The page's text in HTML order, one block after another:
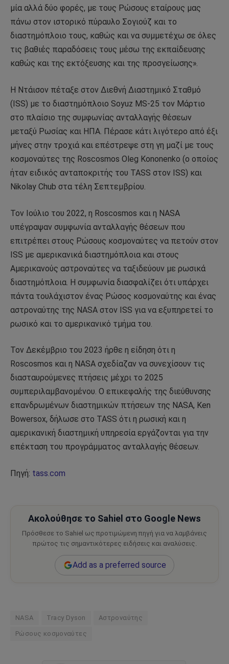
μία αλλά δύο φορές, με τους Ρώσους εταίρους μας
πάνω στον ιστορικό πύραυλο Σογιούζ και το
διαστημόπλοιο τους, καθώς και να συμμετέχω σε όλες
τις βαθιές παραδόσεις τους μέσω της εκπαίδευσης
καθώς και της εκτόξευσης και της προσγείωσης».
Η Ντάισον πέταξε στον Διεθνή Διαστημικό Σταθμό
(ISS) με το διαστημόπλοιο Soyuz MS-25 τον Μάρτιο
στο πλαίσιο της συμφωνίας ανταλλαγής θέσεων
μεταξύ Ρωσίας και ΗΠΑ. Πέρασε κάτι λιγότερο από έξι
μήνες στην τροχιά και επέστρεψε στη γη μαζί με τους
κοσμοναύτες της Roscosmos Oleg Kononenko (ο οποίος
ήταν ειδικός ανταποκριτής του TASS στον ISS) και
Nikolay Chub στα τέλη Σεπτεμβρίου.
Τον Ιούλιο του 2022, η Roscosmos και η NASA
υπέγραψαν συμφωνία ανταλλαγής θέσεων που
επιτρέπει στους Ρώσους κοσμοναύτες να πετούν στον
ISS με αμερικανικά διαστημόπλοια και στους
Αμερικανούς αστροναύτες να ταξιδεύουν με ρωσικά
διαστημόπλοια. Η συμφωνία διασφαλίζει ότι υπάρχει
πάντα τουλάχιστον ένας Ρώσος κοσμοναύτης και ένας
αστροναύτης της NASA στον ISS για να εξυπηρετεί το
ρωσικό και το αμερικανικό τμήμα του.
Τον Δεκέμβριο του 2023 ήρθε η είδηση ότι η
Roscosmos και η NASA σχεδίαζαν να συνεχίσουν τις
διασταυρούμενες πτήσεις μέχρι το 2025
συμπεριλαμβανομένου. Ο επικεφαλής της διεύθυνσης
επανδρωμένων διαστημικών πτήσεων της NASA, Ken
Bowersox, δήλωσε στο TASS ότι η ρωσική και η
αμερικανική διαστημική υπηρεσία εργάζονται για την
επέκταση του προγράμματος ανταλλαγής θέσεων.
Πηγή: tass.com
Ακολούθησε το Sahiel στο Google News
Πρόσθεσε το Sahiel ως προτιμώμενη πηγή για να λαμβάνεις
πρώτος τις σημαντικότερες ειδήσεις και αναλύσεις.
Add as a preferred source
NASA Tracy Dyson Αστροναύτης
Ρώσους κοσμοναύτες